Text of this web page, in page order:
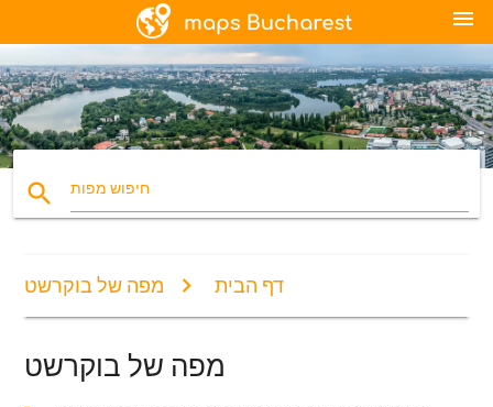
menu
search חיפוש מפות
דף הבית מפה של בוקרשט
מפה של בוקרשט